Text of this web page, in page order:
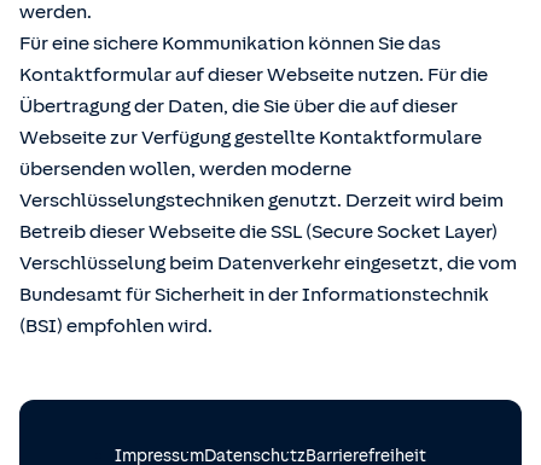
werden.
Für eine sichere Kommunikation können Sie das
Kontaktformular auf dieser Webseite nutzen. Für die
Übertragung der Daten, die Sie über die auf dieser
Webseite zur Verfügung gestellte Kontaktformulare
übersenden wollen, werden moderne
Verschlüsselungstechniken genutzt. Derzeit wird beim
Betreib dieser Webseite die SSL (Secure Socket Layer)
Verschlüsselung beim Datenverkehr eingesetzt, die vom
Bundesamt für Sicherheit in der Informationstechnik
(BSI) empfohlen wird.
ImpressumDatenschutzBarrierefreiheit